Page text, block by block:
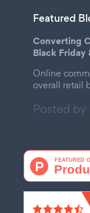
Featured
Converting
Black Friday
Online
overall retail
Posted by